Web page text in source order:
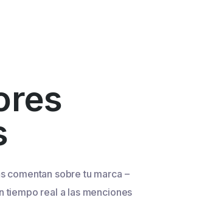
comentan sobre tu marca –
tiempo real a las menciones